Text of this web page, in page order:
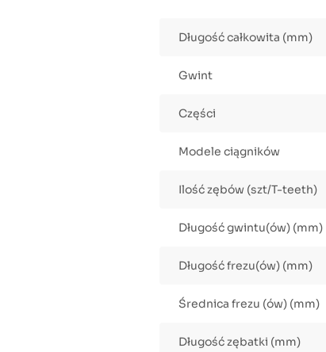
Długość całkowita (mm)
Gwint
Części
Modele ciągników
Ilość zębów (szt/T-teeth)
Długość gwintu(ów) (mm)
Długość frezu(ów) (mm)
Średnica frezu (ów) (mm)
Długość zębatki (mm)